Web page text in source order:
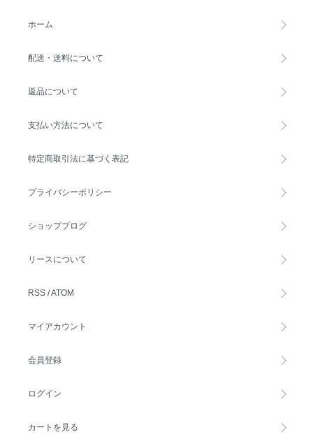
ホーム
配送・送料について
返品について
支払い方法について
特定商取引法に基づく表記
プライバシーポリシー
ショップブログ
リースについて
RSS /ATOM
マイアカウント
会員登録
ログイン
カートを見る